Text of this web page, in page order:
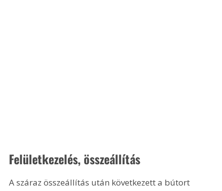
Felületkezelés, összeállítás
A száraz összeállítás után következett a bútort